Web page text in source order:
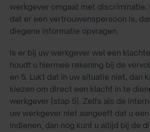
werkgever omgaat met discriminatie.
dat er een vertrouwenspersoon is,
diegene informatie opvragen.
Is er bij uw werkgever wel een
houdt u hiermee rekening bij de
en 5. Lukt dat in uw situatie niet, dan
kiezen om direct een klacht in te
werkgever (stap 5). Zelfs als de
uw werkgever niet aangeeft dat u
indienen, dan nog kunt u altijd bij de